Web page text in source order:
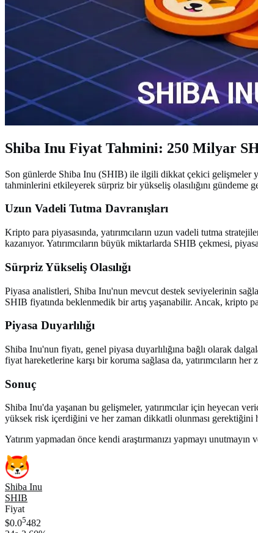
Shiba Inu Fiyat Tahmini: 250 Milyar
Son günlerde Shiba Inu (SHIB) ile ilgili dikkat çekici gelişmeler
tahminlerini etkileyerek sürpriz bir yükseliş olasılığını gündeme
Uzun Vadeli Tutma Davranışları
Kripto para piyasasında, yatırımcıların uzun vadeli tutma
kazanıyor. Yatırımcıların büyük miktarlarda SHIB çekmesi,
Sürpriz Yükseliş Olasılığı
Piyasa analistleri, Shiba Inu'nun mevcut destek seviyelerinin
SHIB fiyatında beklenmedik bir artış yaşanabilir. Ancak, kripto
Piyasa Duyarlılığı
Shiba Inu'nun fiyatı, genel piyasa duyarlılığına bağlı olarak
fiyat hareketlerine karşı bir koruma sağlasa da, yatırımcıların
Sonuç
Shiba Inu'da yaşanan bu gelişmeler, yatırımcılar için heyecan
yüksek risk içerdiğini ve her zaman dikkatli olunması gerektiğini
Yatırım yapmadan önce kendi araştırmanızı yapmayı
Shiba Inu
SHIB
Fiyat
$0.05482